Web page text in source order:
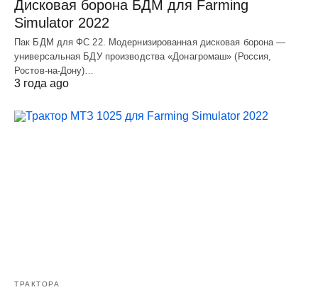
Дисковая борона БДМ для Farming
Simulator 2022
Пак БДМ для ФС 22. Модернизированная дисковая борона —
универсальная БДУ производства «Донагромаш» (Россия,
Ростов-на-Дону)…
3 года ago
ТРАКТОРА